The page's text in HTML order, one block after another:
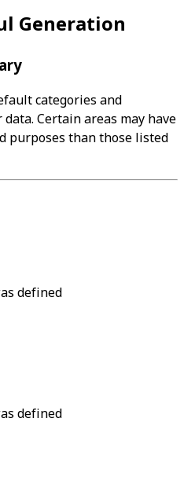
Generation
categories and
Certain areas may have
purposes than those listed
defined
defined